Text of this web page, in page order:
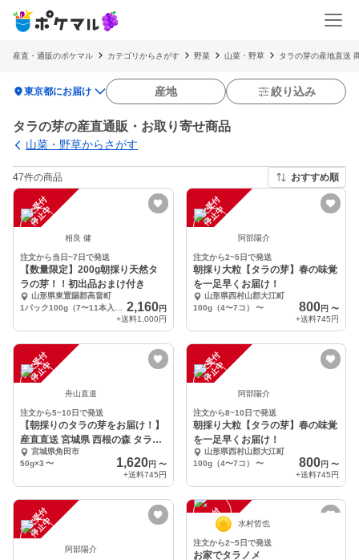
産直・通販のポケマル カテゴリからさがす 野菜 山菜・野草 タラの芽の産地直送
location_on東京都にお届け 産地 絞り込み
タラの芽の産直通販・お取り寄せ商品
山菜・野草からさがす
47件の商品 おすすめ順
注
文
受
付
停
止
中
相良 健
注文から当日~7日で発送
【数量限定】200g朝採り天然タ
ラの芽！！初出品おまけ付き
山形県東置賜郡高畠町
2,160円
+送料1,000円
注
文
受
付
停
止
中
阿部陽介
注文から2~5日で発送
朝採り大粒【タラの芽】春の味覚
を一足早くお届け！
山形県西村山郡大江町
100g（4〜7コ）
〜 800円 〜
+送料745円
注
文
受
付
停
止
中
舟山直道
注文から5~10日で発送
【朝採りのタラの芽をお届け！】
産直直送 宮城県 西根の森 タラの
芽 宮城県角田市
50g×3 〜 1,620円 〜
+送料745円
注
文
受
付
停
止
中
阿部陽介
注文から8~10日で発送
朝採り大粒【タラの芽】春の味覚
を一足早くお届け！
山形県西村山郡大江町
100g（4〜7コ）
〜 800円 〜
+送料745円
注
文
受
付
停
止
中
阿部陽介
注
文
受
付
停
止
中 水村哲也
注文から2~5日で発送
お家でタラノメ